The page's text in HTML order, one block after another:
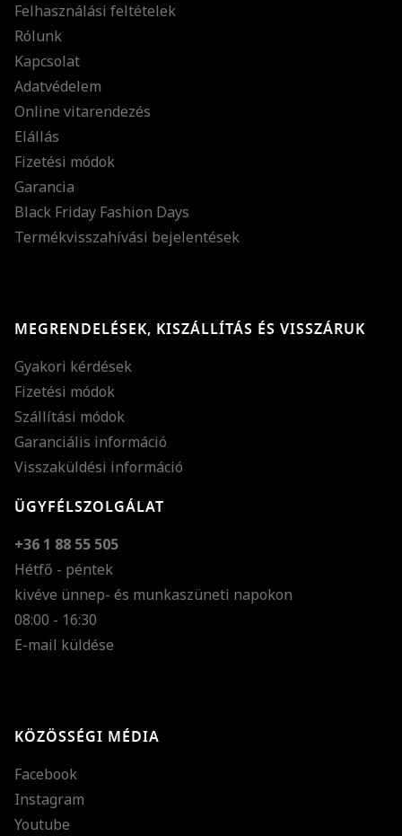
Felhasználási feltételek
Rólunk
Kapcsolat
Adatvédelem
Online vitarendezés
Elállás
Fizetési módok
Garancia
Black Friday Fashion Days
Termékvisszahívási bejelentések
MEGRENDELÉSEK, KISZÁLLÍTÁS ÉS VISSZÁRUK
Gyakori kérdések
Fizetési módok
Szállítási módok
Garanciális információ
Visszaküldési információ
ÜGYFÉLSZOLGÁLAT
+36 1 88 55 505
Hétfő - péntek
kivéve ünnep- és munkaszüneti napokon
08:00 - 16:30
E-mail küldése
KÖZÖSSÉGI MÉDIA
Facebook
Instagram
Youtube